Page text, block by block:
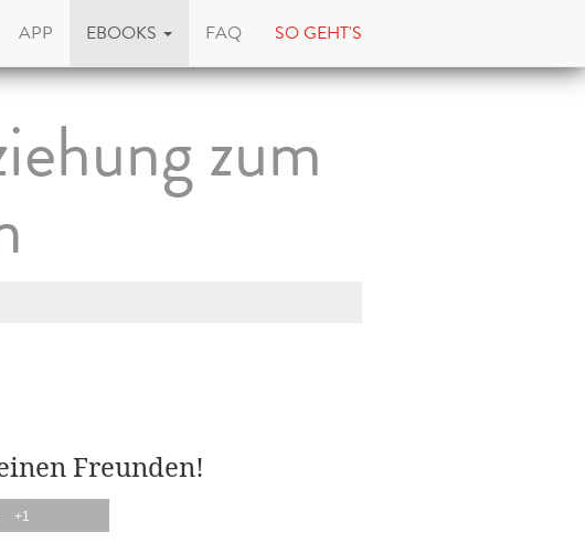
APP EBOOKS FAQ SO GEHT'S
zum
Freunden!
+1